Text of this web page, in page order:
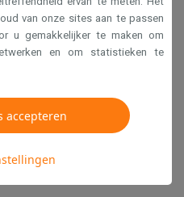
van onze sites aan te passen
u gemakkelijker te maken om
en om statistieken te
accepteren